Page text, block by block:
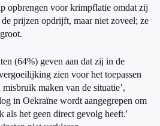
opbrengen voor krimpflatie omdat zij
prijzen opdrijft, maar niet zoveel; ze
(64%) geven aan dat zij in de
zien voor het toepassen
maken van de situatie’,
in Oekraïne wordt aangegrepen om
als het geen direct gevolg heeft.'